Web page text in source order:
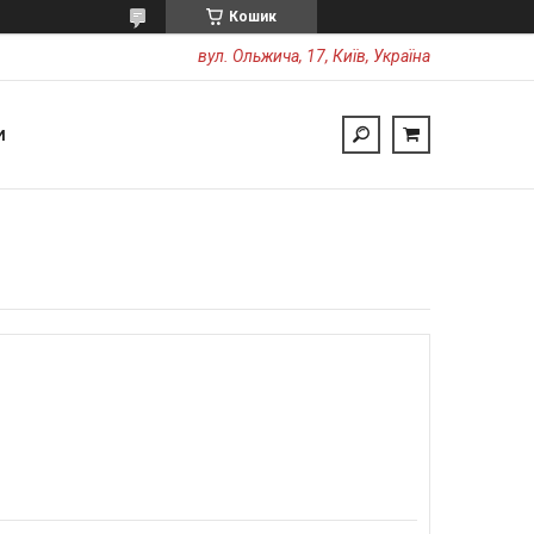
Кошик
вул. Ольжича, 17, Київ, Україна